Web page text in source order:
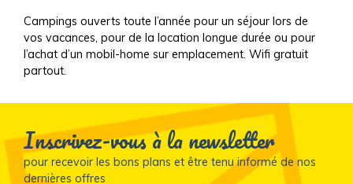
Campings ouverts toute l’année pour un séjour lors de
vos vacances, pour de la location longue durée ou pour
l’achat d’un mobil-home sur emplacement. Wifi gratuit
partout.
Inscrivez-vous à la newsletter
pour recevoir les bons plans et être tenu informé de nos
dernières offres